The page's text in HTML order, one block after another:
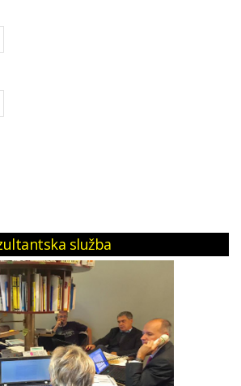
služba